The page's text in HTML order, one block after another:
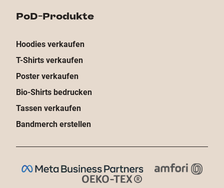
PoD-Produkte
Hoodies verkaufen
T-Shirts verkaufen
Poster verkaufen
Bio-Shirts bedrucken
Tassen verkaufen
Bandmerch erstellen